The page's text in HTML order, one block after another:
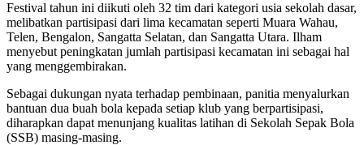
Festival tahun ini diikuti oleh 32 tim dari kategori usia sekolah dasar,
melibatkan partisipasi dari lima kecamatan seperti Muara Wahau,
Telen, Bengalon, Sangatta Selatan, dan Sangatta Utara. Ilham
menyebut peningkatan jumlah partisipasi kecamatan ini sebagai hal
yang menggembirakan.
Sebagai dukungan nyata terhadap pembinaan, panitia menyalurkan
bantuan dua buah bola kepada setiap klub yang berpartisipasi,
diharapkan dapat menunjang kualitas latihan di Sekolah Sepak Bola
(SSB) masing-masing.